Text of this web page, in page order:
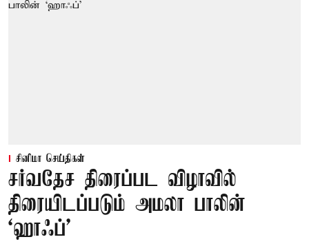
சினிமா செய்திகள்
சர்வதேச திரைப்பட விழாவில்
திரையிடப்படும் அமலா பாலின்
‘ஹாஃப்’